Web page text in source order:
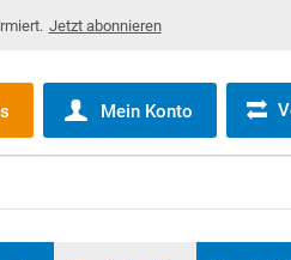
Jetzt abonnieren
Mein Konto